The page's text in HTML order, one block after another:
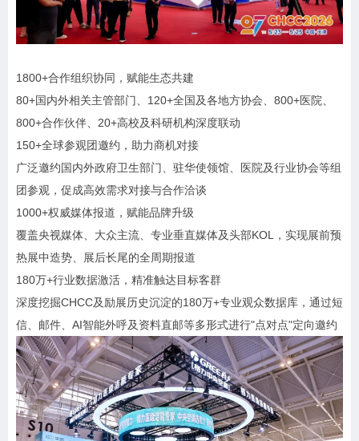
1800+合作组织协同，赋能生态共建
80+国内外相关主管部门、120+全国及各地方协会、800+医院、
800+合作伙伴、20+高校及科研机构深度联动
150+全球参观团邀约，助力商机对接
广泛邀约国内外政府卫生部门、驻华使领馆、医院及行业协会等组
团参观，促成高效需求对接与合作洽谈
1000+权威媒体报道，赋能品牌升级
覆盖央视媒体、大众主流、专业垂直媒体及头部KOL，实现展前预
热展中造势、展后长尾的全周期报道
180万+行业数据激活，精准触达目标客群
深度挖掘CHCC及励展历史沉淀的180万+专业观众数据库，通过短
信、邮件、AI智能外呼及资料直邮等多形式进行"点对点"定向邀约